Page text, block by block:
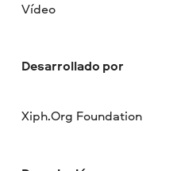
Vídeo
Desarrollado por
Xiph.Org Foundation